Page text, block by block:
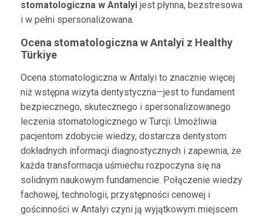
stomatologiczna w Antalyijest płynna, bezstresowa
i w pełni spersonalizowana.
Ocena stomatologiczna w Antalyi z Healthy
Türkiye
Ocena stomatologiczna w Antalyi to znacznie więcej
niż wstępna wizyta dentystyczna—jest to fundament
bezpiecznego, skutecznego i spersonalizowanego
leczenia stomatologicznego w Turcji. Umożliwia
pacjentom zdobycie wiedzy, dostarcza dentystom
dokładnych informacji diagnostycznych i zapewnia, że
każda transformacja uśmiechu rozpoczyna się na
solidnym naukowym fundamencie. Połączenie wiedzy
fachowej, technologii, przystępności cenowej i
gościnności w Antalyi czyni ją wyjątkowym miejscem